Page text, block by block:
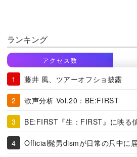
ランキング
アクセス数
藤井 風、ツアーオフショ披露
歌声分析 Vol.20：BE:FIRST
BE:FIRST『生：FIRST』に映る
Official髭男dismが日常の只中に